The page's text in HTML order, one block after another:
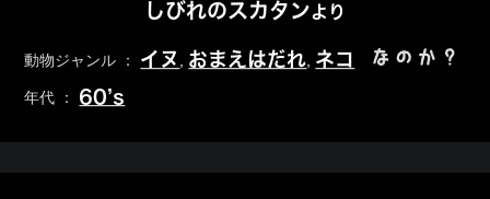
しびれのスカタンより
動物ジャンル ： イヌ おまえはだれ ネコ なのか？
年代 ： 60’s